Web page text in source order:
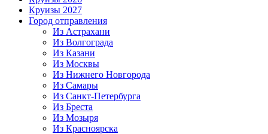
Круизы 2027
Город отправления
Из Астрахани
Из Волгограда
Из Казани
Из Москвы
Из Нижнего Новгорода
Из Самары
Из Санкт-Петербурга
Из Бреста
Из Мозыря
Из Красноярска